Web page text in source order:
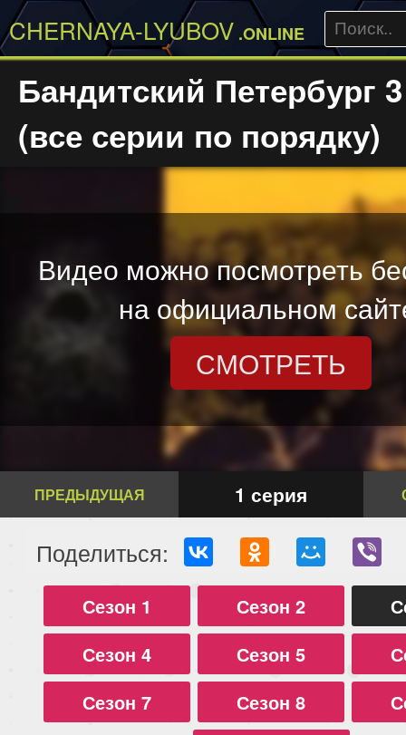
CHERNAYA-LYUBOV .ONLINE
Бандитский Петербург
(все серии по порядку)
Видео можно посмотреть
на официальном
СМОТРЕТЬ
ПРЕДЫДУЩАЯ 1 серия
Поделиться:
Сезон 1 Сезон 2
Сезон 4
Сезон 5
Сезон 7
Сезон 8